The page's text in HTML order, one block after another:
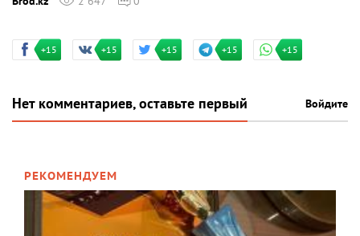
+15 +15 +15 +15 +15
Нет комментариев, оставьте первый Войдите
РЕКОМЕНДУЕМ